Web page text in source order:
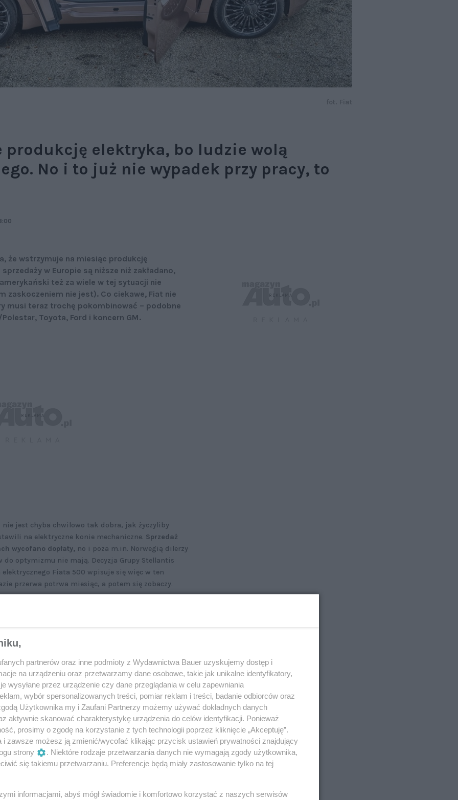
produkcję elektryka, bo ludzie wolą
No i to już nie wypadek przy pracy, to
że wstrzymuje na miesiąc produkcję
w Europie są niższe niż zakładano,
też za wiele w tej sytuacji nie
zaskoczeniem nie jest). Co ciekawe, Fiat nie
musi teraz trochę pokombinować – podobne
Toyota, Ford i koncern GM.
jest chyba chwilowo tak dobra, jak życzyliby
na elektryczne konie mechaniczne. Sprzedaż
wycofano dopłaty, no i poza m.in. Norwegią dilerzy
do optymizmu nie mają. Decyzja Grupy Stellantis
Fiata 500 wpisuje się więc w ten
przerwa potrwa miesiąc, a potem się zobaczy.
sprzedaży aut elektrycznych
wątpliwości”
potrwa cztery tygodnie.
Stellantisowi jedyne słuszne rozwiązanie:Przecież oni
partnerów oraz inne podmioty z Wydawnictwa Bauer uzyskujemy dostęp i
na urządzeniu oraz przetwarzamy dane osobowe, takie jak unikalne identyfikatory,
wysyłane przez urządzenie czy dane przeglądania w celu zapewniania
wybór spersonalizowanych treści, pomiar reklam i treści, badanie odbiorców oraz
Użytkownika my i Zaufani Partnerzy możemy używać dokładnych danych
aktywnie skanować charakterystykę urządzenia do celów identyfikacji. Ponieważ
prosimy o zgodę na korzystanie z tych technologii poprzez kliknięcie „Akceptuję”.
i zawsze możesz ją zmienić/wycofać klikając przycisk ustawień prywatności znajdujący
strony
. Niektóre rodzaje przetwarzania danych nie wymagają zgody użytkownika,
się takiemu przetwarzaniu. Preferencje będą miały zastosowanie tylko na tej
informacjami, abyś mógł świadomie i komfortowo korzystać z naszych serwisów